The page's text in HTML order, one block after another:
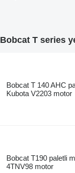
Bobcat T series
Bobcat T 140 AHC
Kubota V2203 motor
Bobcat T190 paletli
4TNV98 motor